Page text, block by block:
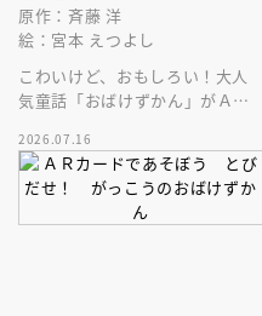
原作：斉藤 洋
絵：宮本 えつよし
こわいけど、おもしろい！大人
気童話「おばけずかん」がＡＲ
2026.07.16